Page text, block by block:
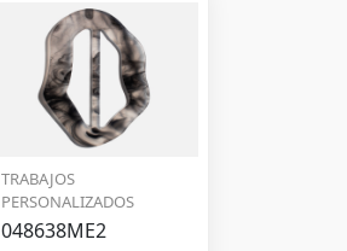
TRABAJOS
PERSONALIZADOS
048638ME2